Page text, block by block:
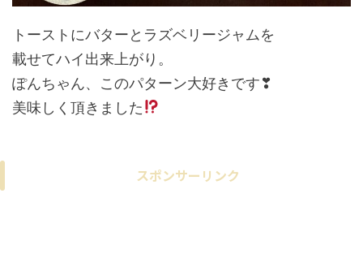
トーストにバターとラズベリージャムを
載せてハイ出来上がり。
ぽんちゃん、このパターン大好きです❣
美味しく頂きました
スポンサーリンク